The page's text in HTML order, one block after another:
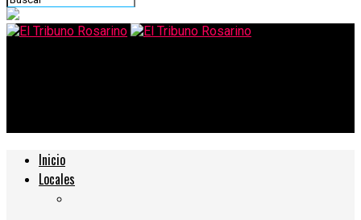
Inicio
Locales